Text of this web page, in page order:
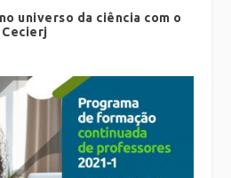
universo da ciência com o